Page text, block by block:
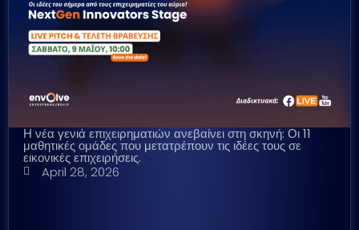
Η νέα γενιά επιχειρηματιών ανεβαίνει στη σκηνή: Οι 11
μαθητικές ομάδες που μετατρέπουν τις ιδέες τους σε
εικονικές επιχειρήσεις.
April 28, 2026